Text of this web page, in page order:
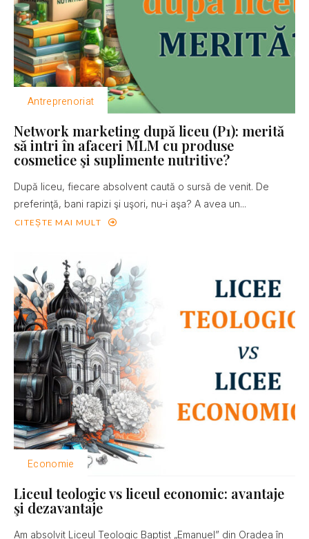
Antreprenoriat
Network marketing după liceu (P1): merită
să intri în afaceri MLM cu produse
cosmetice şi suplimente nutritive?
După liceu, fiecare absolvent caută o sursă de venit. De
preferinţă, bani rapizi şi uşori, nu-i aşa? A avea un...
CITEȘTE MAI MULT
Economie
Liceul teologic vs liceul economic: avantaje
şi dezavantaje
Am absolvit Liceul Teologic Baptist „Emanuel” din Oradea în